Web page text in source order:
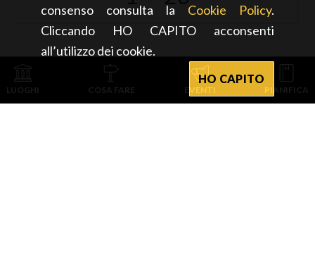
consenso consulta la Cookie Policy.
Cliccando HO CAPITO acconsenti
all’utilizzo dei cookie.
HO CAPITO
LUOGHI COSA FARE EVENTI PIANIFICA